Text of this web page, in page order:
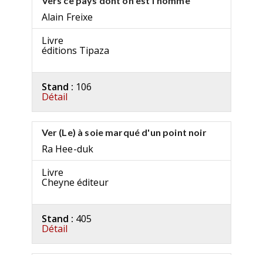
Alain Freixe
Livre
éditions Tipaza
Stand : 106
Détail
Ver (Le) à soie marqué d'un point noir
Ra Hee-duk
Livre
Cheyne éditeur
Stand : 405
Détail